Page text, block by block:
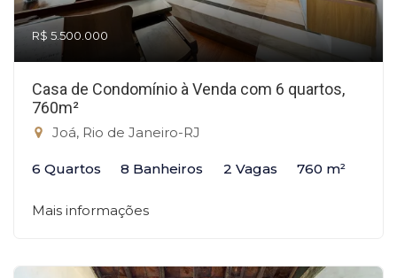
R$ 5.500.000
Casa de Condomínio à Venda com 6 quartos,
760m²
Joá, Rio de Janeiro-RJ
6 Quartos 8 Banheiros 2 Vagas 760 m²
Mais informações